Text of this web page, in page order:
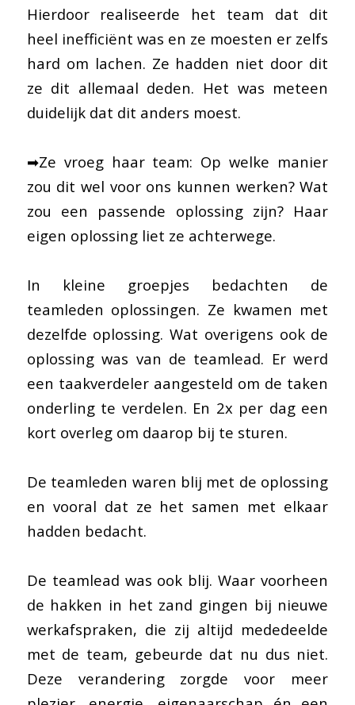
Hierdoor realiseerde het team dat dit
heel inefficiënt was en ze moesten er zelfs
hard om lachen. Ze hadden niet door dit
ze dit allemaal deden. Het was meteen
duidelijk dat dit anders moest.
➡Ze vroeg haar team: Op welke manier
zou dit wel voor ons kunnen werken? Wat
zou een passende oplossing zijn? Haar
eigen oplossing liet ze achterwege.
In kleine groepjes bedachten de
teamleden oplossingen. Ze kwamen met
dezelfde oplossing. Wat overigens ook de
oplossing was van de teamlead. Er werd
een taakverdeler aangesteld om de taken
onderling te verdelen. En 2x per dag een
kort overleg om daarop bij te sturen.
De teamleden waren blij met de oplossing
en vooral dat ze het samen met elkaar
hadden bedacht.
De teamlead was ook blij. Waar voorheen
de hakken in het zand gingen bij nieuwe
werkafspraken, die zij altijd mededeelde
met de team, gebeurde dat nu dus niet.
Deze verandering zorgde voor meer